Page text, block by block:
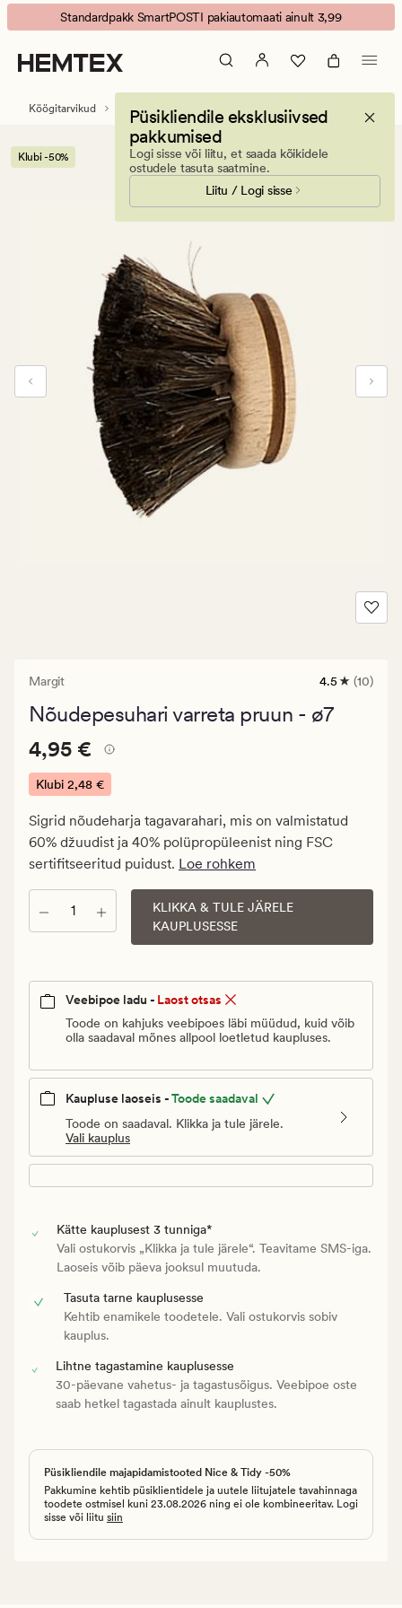
Margit
nõudepesuhari
varreta
pruun
Animated
banner.
Press
ESCAPE
Standardpakk SmartPOSTI pakiautomaati ainult 3,99
Püsikliendile eksklusiivsed
pakkumised
Logi sisse või liitu, et saada kõikidele
ostudele tasuta saatmine.
Liitu / Logi sisse
Köögitarvikud Majapidamistooted Nõudepesuharjad
Klubi -50%
Margit
10
keskmise
4.5 (10)
Nõudepesuhari varreta pruun - ø7
Pris_ee
4,95
€.
2,48
€
Pris_ee 4,95 €
4,95 €
Klubi 2,48 €
Sigrid nõudeharja tagavarahari, mis on valmistatud
60% džuudist ja 40% polüpropüleenist ning FSC
sertifitseeritud puidust. Loe rohkem
Kogus
KLIKKA & TULE JÄRELE
KAUPLUSESSE
Veebipoe ladu - Laost otsas
Toode on kahjuks veebipoes läbi müüdud, kuid võib
olla saadaval mõnes allpool loetletud kaupluses.
Kaupluse laoseis -Toode saadaval
Toode on saadaval. Klikka ja tule järele.
Vali kauplus
Kätte kauplusest 3 tunniga*
Vali ostukorvis „Klikka ja tule järele“. Teavitame SMS-iga.
Laoseis võib päeva jooksul muutuda.
Tasuta tarne kauplusesse
Kehtib enamikele toodetele. Vali ostukorvis sobiv
kauplus.
Lihtne tagastamine kauplusesse
30-päevane vahetus- ja tagastusõigus. Veebipoe oste
saab hetkel tagastada ainult kauplustes.
Püsikliendile majapidamistooted Nice & Tidy -50%
Pakkumine kehtib püsiklientidele ja uutele liitujatele tavahinnaga
toodete ostmisel kuni 23.08.2026 ning ei ole kombineeritav. Logi
sisse või liitu siin